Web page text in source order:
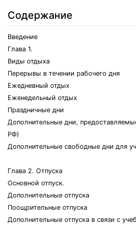
Содержание
Введение
Глава 1.
Виды отдыха
Перерывы в течении рабочего дня
Ежедневный отдых
Еженедельный отдых
Праздничные дни
Дополнительные дни,
РФ)
Дополнительные свободные дни для
Глава 2. Отпуска
Основной отпуск.
Дополнительные отпуска
Поощрительные отпуска
Дополнительные отпуска в связи с